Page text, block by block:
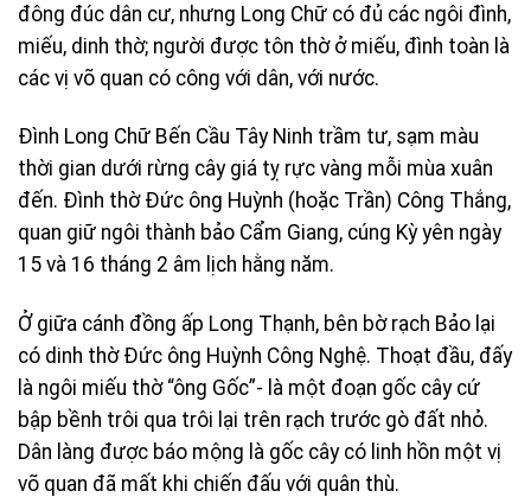
đông đúc dân cư, nhưng Long Chữ có đủ các ngôi đình,
miếu, dinh thờ; người được tôn thờ ở miếu, đình toàn là
các vị võ quan có công với dân, với nước.
Ðình Long Chữ Bến Cầu Tây Ninh trầm tư, sạm màu
thời gian dưới rừng cây giá tỵ rực vàng mỗi mùa xuân
đến. Ðình thờ Ðức ông Huỳnh (hoặc Trần) Công Thắng,
quan giữ ngôi thành bảo Cẩm Giang, cúng Kỳ yên ngày
15 và 16 tháng 2 âm lịch hằng năm.
Ở giữa cánh đồng ấp Long Thạnh, bên bờ rạch Bảo lại
có dinh thờ Ðức ông Huỳnh Công Nghệ. Thoạt đầu, đấy
là ngôi miếu thờ “ông Gốc”- là một đoạn gốc cây cứ
bập bềnh trôi qua trôi lại trên rạch trước gò đất nhỏ.
Dân làng được báo mộng là gốc cây có linh hồn một vị
võ quan đã mất khi chiến đấu với quân thù.